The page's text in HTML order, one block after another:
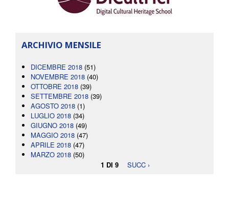
ARCHIVIO MENSILE
DICEMBRE 2018 (51)
NOVEMBRE 2018 (40)
OTTOBRE 2018 (39)
SETTEMBRE 2018 (39)
AGOSTO 2018 (1)
LUGLIO 2018 (34)
GIUGNO 2018 (49)
MAGGIO 2018 (47)
APRILE 2018 (47)
MARZO 2018 (50)
1 DI 9
SUCC ›